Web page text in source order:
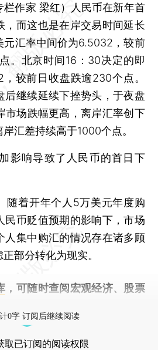
栏作家 梁红）
人民币在新年首
，而这也是在岸交易时间延长
元汇率中间价为6.5032，较前
。北京时间16：30决定的即
，较前日收盘跌逾230个点。
后继续延续下挫势头，于夜盘
市场跌幅更高，离岸汇率创下
汇差持续高于1000个点。
响导致了人民币的首日下
着开年个人5万美元年度购
民币贬值预期的影响下，市场
人集中购汇的情况存在诸多顾
部分转化为现实。
，可随时查阅宏观经济、股票
0字 订阅后继续阅读
取已订阅的阅读权限